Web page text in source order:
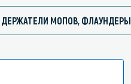
ДЕРЖАТЕЛИ МОПОВ, ФЛАУНДЕРЫ